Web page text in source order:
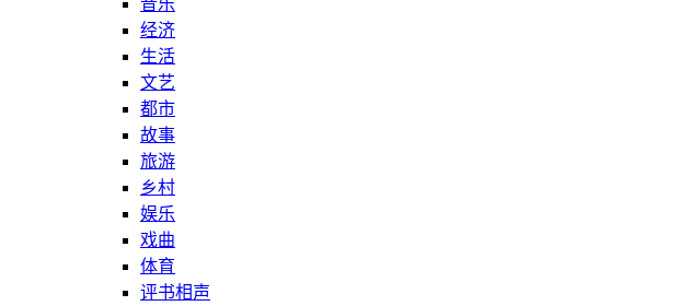
经济
生活
文艺
都市
故事
旅游
乡村
娱乐
戏曲
体育
评书相声